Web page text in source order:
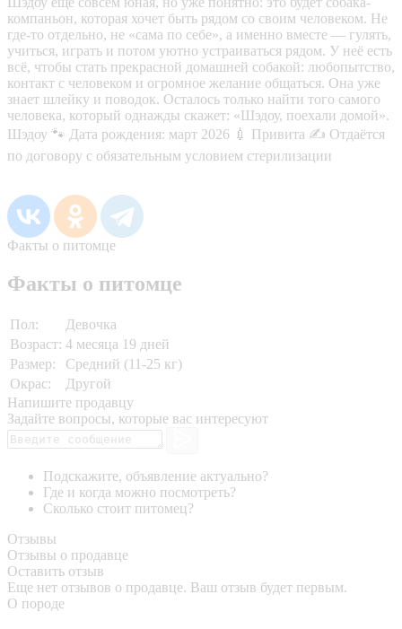
компаньон, которая хочет быть рядом со своим человеком. Не
где-то отдельно, не «сама по себе», а именно вместе — гулять,
учиться, играть и потом уютно устраиваться рядом. У неё есть
всё, чтобы стать прекрасной домашней собакой: любопытство,
контакт с человеком и огромное желание общаться. Она уже
знает шлейку и поводок. Осталось только найти того самого
человека, который однажды скажет: «Шэдоу, поехали домой».
Шэдоу 🐾 Дата рождения: март 2026 💉 Привита ✍️ Отдаётся
по договору с обязательным условием стерилизации
Факты о питомце
Факты о питомце
Пол:
Девочка
Возраст: 4 месяца 19 дней
Размер:
Средний (11-25 кг)
Окрас:
Другой
Напишите продавцу
Задайте вопросы, которые вас интересуют
Подскажите, объявление актуально?
Где и когда можно посмотреть?
Сколько стоит питомец?
Отзывы
Отзывы о продавце
Оставить отзыв
Еще нет отзывов о продавце. Ваш отзыв будет первым.
О породе